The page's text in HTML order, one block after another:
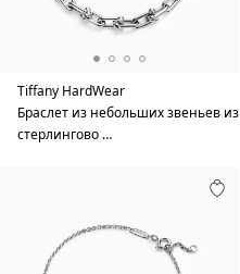
Tiffany HardWear
Браслет из небольших звеньев из
стерлингово …